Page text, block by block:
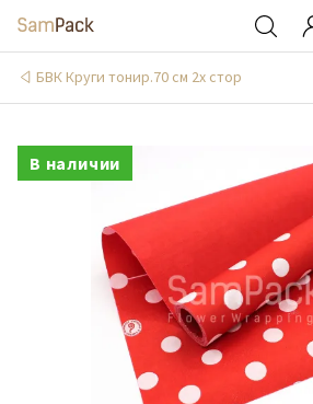
БВК Круги тонир.70 см 2х стор
В наличии